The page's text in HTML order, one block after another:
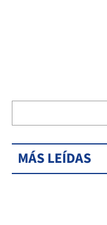
MÁS LEÍDAS